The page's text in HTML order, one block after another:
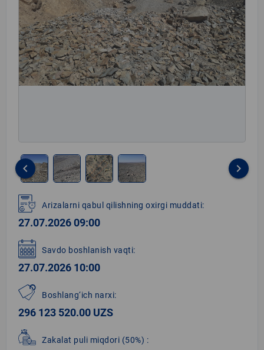
1
of
4
keyboard_arrow_left keyboard_arrow_right
Arizalarni qabul qilishning oxirgi muddati:
27.07.2026 09:00
Savdo boshlanish vaqti:
27.07.2026 10:00
Boshlang‘ich narxi:
296 123 520.00 UZS
Zakalat puli miqdori (50%) :